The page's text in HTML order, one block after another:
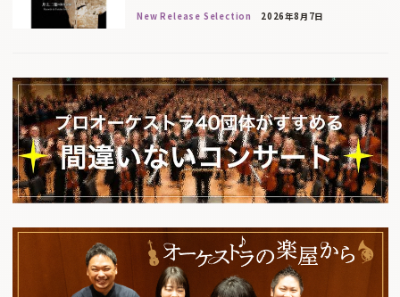
New Release Selection 2026年8月7日